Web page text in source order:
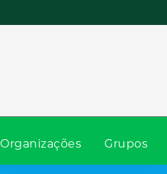
Organizações Grupos